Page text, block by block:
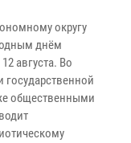
округу
днём
августа. Во
общественными